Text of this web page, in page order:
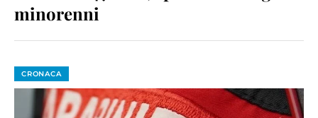
minorenni
CRONACA